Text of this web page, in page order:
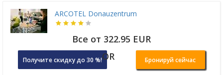
ARCOTEL Donauzentrum
Все от 322.95 EUR
Получите скидку до 30 %!OR Бронируй сейчас